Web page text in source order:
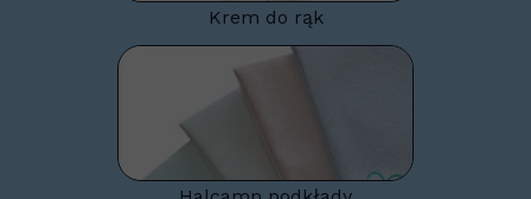
Krem do rąk